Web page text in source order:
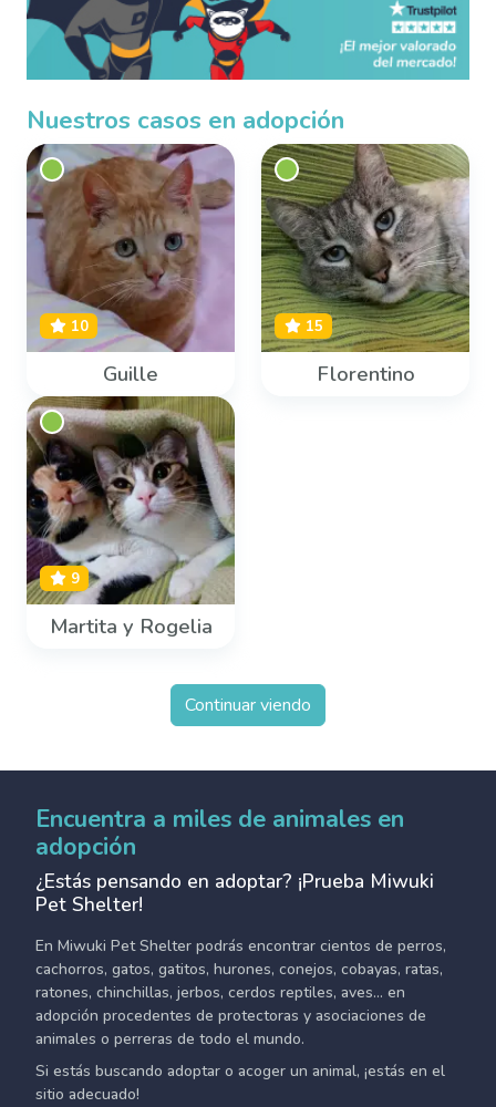
Nuestros casos en adopción
10
Guille
15
Florentino
9
Martita y Rogelia
Continuar viendo
Encuentra a miles de animales en
adopción
¿Estás pensando en adoptar? ¡Prueba Miwuki
Pet Shelter!
En Miwuki Pet Shelter podrás encontrar cientos de perros,
cachorros, gatos, gatitos, hurones, conejos, cobayas, ratas,
ratones, chinchillas, jerbos, cerdos reptiles, aves... en
adopción procedentes de protectoras y asociaciones de
animales o perreras de todo el mundo.
Si estás buscando adoptar o acoger un animal, ¡estás en el
sitio adecuado!